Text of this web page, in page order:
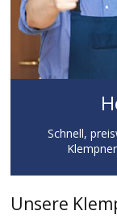
Schnell,
Unsere